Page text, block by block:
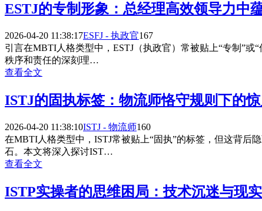
ESTJ的专制形象：总经理高效领导力中
2026-04-20 11:38:17ESFJ - 执政官167
引言在MBTI人格类型中，ESTJ（执政官）常被贴上“专制”或
秩序和责任的深刻理…
查看全文
ISTJ的固执标签：物流师恪守规则下的
2026-04-20 11:38:10ISTJ - 物流师160
在MBTI人格类型中，ISTJ常被贴上“固执”的标签，但这背后
石。本文将深入探讨IST…
查看全文
ISTP实操者的思维困局：技术沉迷与现